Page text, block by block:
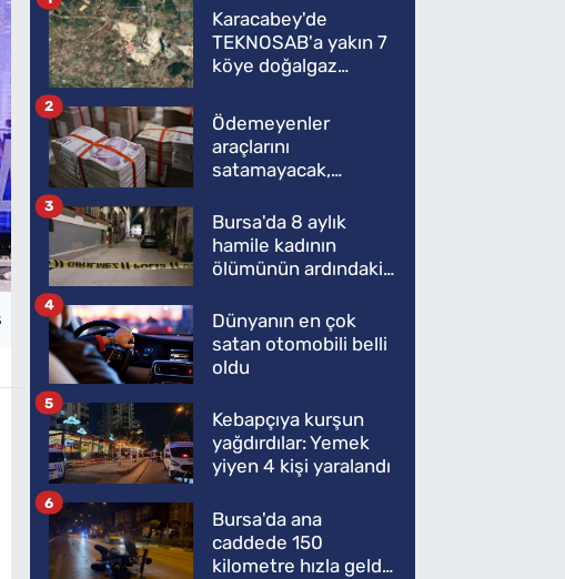
Karacabey'de
TEKNOSAB'a yakın 7
köye doğalgaz
Ödemeyenler
araçlarını
satamayacak,
2
Bursa'da 8 aylık
hamile kadının
ölümünün ardındaki
3
Dünyanın en çok
satan otomobili belli
oldu
4
Kebapçıya kurşun
yağdırdılar: Yemek
yiyen 4 kişi yaralandı
5
Bursa'da ana
caddede 150
kilometre hızla geldi,
6